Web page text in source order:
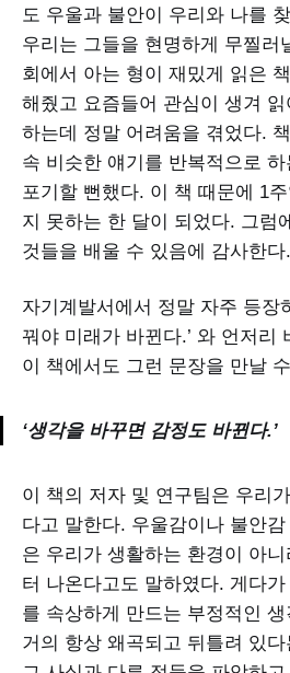
도 우울과 불안이 우리와 나를
우리는 그들을 현명하게 무찔러
회에서 아는 형이 재밌게 읽은
해줬고 요즘들어 관심이 생겨
하는데 정말 어려움을 겪었다.
속 비슷한 얘기를 반복적으로
포기할 뻔했다. 이 책 때문에 1
지 못하는 한 달이 되었다. 그럼
것들을 배울 수 있음에 감사한다.
자기계발서에서 정말 자주 등장
꿔야 미래가 바뀐다.’ 와 언저리
이 책에서도 그런 문장을 만날
‘생각을 바꾸면 감정도 바뀐다.’
이 책의 저자 및 연구팀은 우리
다고 말한다. 우울감이나 불안
은 우리가 생활하는 환경이 아
터 나온다고도 말하였다. 게다
를 속상하게 만드는 부정적인
거의 항상 왜곡되고 뒤틀려 있